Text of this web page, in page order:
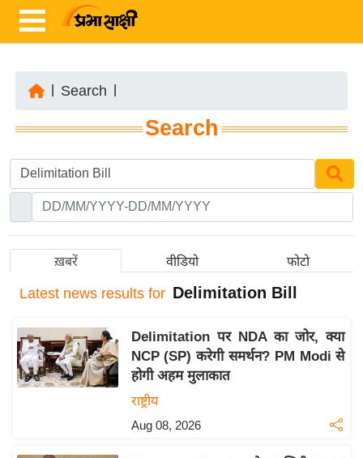
ज़ा
ख
र
ष्ट्री
अं
र्रा
ष्ट्री
य
Search
Search
ख़बरें वीडियो फोटो
Latest news results for Delimitation Bill
Delimitation पर NDA का जोर, क्या
NCP (SP) करेगी समर्थन? PM Modi से
होगी अहम मुलाकात
राष्ट्रीय
Aug 08, 2026